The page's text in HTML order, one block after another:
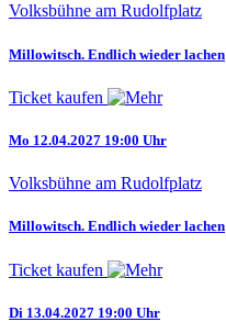
Volksbühne am Rudolfplatz
Millowitsch. Endlich wieder lachen
Ticket kaufen
Mo 12.04.2027 19:00 Uhr
Volksbühne am Rudolfplatz
Millowitsch. Endlich wieder lachen
Ticket kaufen
Di 13.04.2027 19:00 Uhr